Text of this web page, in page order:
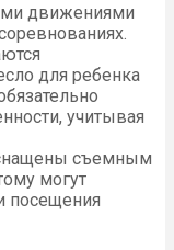
движениями
для ребенка
учитывая
съемным
могут
посещения